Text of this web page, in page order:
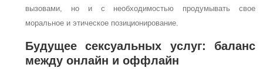
вызовами, но и с необходимостью продумывать свое
моральное и этическое позиционирование.
Будущее сексуальных услуг: баланс
между онлайн и оффлайн